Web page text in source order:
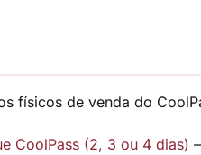
físicos de venda do
CoolPass (2, 3 ou 4 dias)